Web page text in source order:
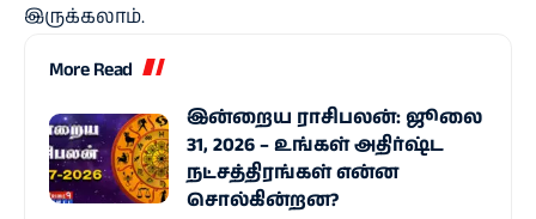
இருக்கலாம்.
More Read
இன்றைய ராசிபலன்: ஜூலை
31, 2026 – உங்கள் அதிர்ஷ்ட
நட்சத்திரங்கள் என்ன
சொல்கின்றன?